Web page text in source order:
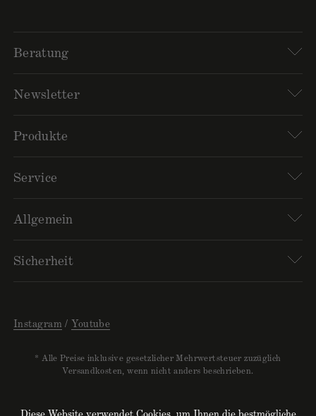
Beratung
Newsletter
Produkte
Service
Allgemein
Sicherheit
* Alle Preise inklusive gesetzlicher Mehrwertsteuer zuzüglich
Versandkosten, wenn nicht anders beschrieben.
Instagram Youtube